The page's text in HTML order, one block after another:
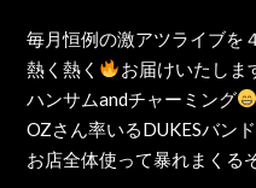
毎月恒例の激アツライブを
熱く熱く
お届けいたしま
ハンサムandチャーミング
OZさん率いるDUKESバンド
お店全体使って暴れまくる